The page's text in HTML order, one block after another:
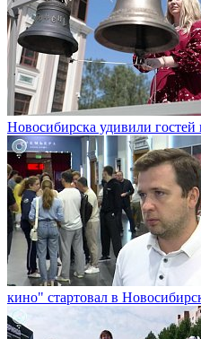
Новосибирска удивили
кино" стартовал в